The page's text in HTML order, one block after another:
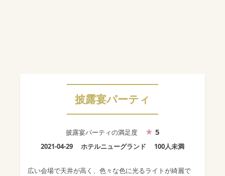
披露宴パーティ
披露宴パーティの満足度 5
2021-04-29 ホテルニューグランド 100人未満
広い会場で天井が高く、色々な色に光るライトが綺麗で